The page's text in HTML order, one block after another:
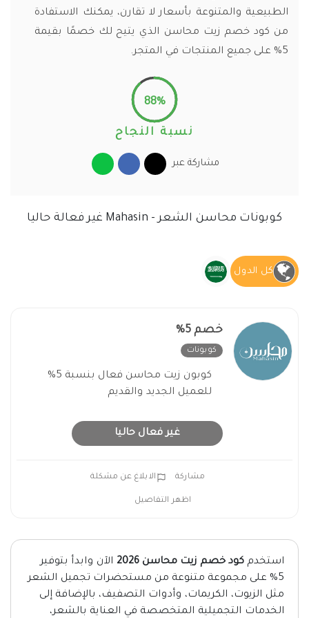
الطبيعية والمتنوعة بأسعار لا تقارن، يمكنك الاستفادة
من كود خصم زيت محاسن الذي يتيح لك خصمًا بقيمة
5% على جميع المنتجات في المتجر.
88%
نسبة النجاح
مشاركة عبر
كوبونات محاسن الشعر - Mahasin غير فعالة حاليا
كل الدول
خصم 5%
كوبونات
كوبون زيت محاسن فعال بنسبة 5%
للعميل الجديد والقديم
غير فعال حاليا
مشاركة الابلاغ عن مشكلة
اظهر التفاصيل
استخدم كود خصم زيت محاسن 2026
الآن وابدأ بتوفير
5% على مجموعة متنوعة من مستحضرات تجميل الشعر
مثل الزيوت، الكريمات، وأدوات التصفيف، بالإضافة إلى
الخدمات التجميلية المتخصصة في العناية بالشعر،